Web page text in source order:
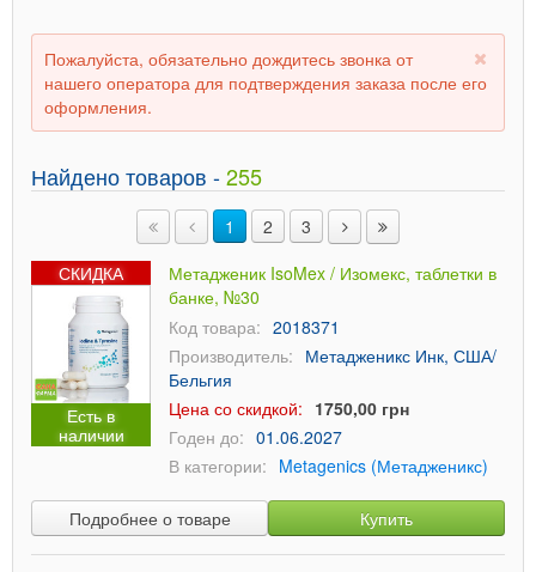
Пожалуйста, обязательно дождитесь звонка от
нашего оператора для подтверждения заказа после его
оформления.
Найдено товаров -255
1 2
3
СКИДКА
Есть в
наличии
Метадженик IsoMex / Изомекс, таблетки в
банке, №30
Код товара: 2018371
Производитель: Метадженикс Инк, США/
Бельгия
Цена со скидкой: 1750,00 грн
Годен до: 01.06.2027
В категории: Metagenics (Метадженикс)
Подробнее о товаре Купить